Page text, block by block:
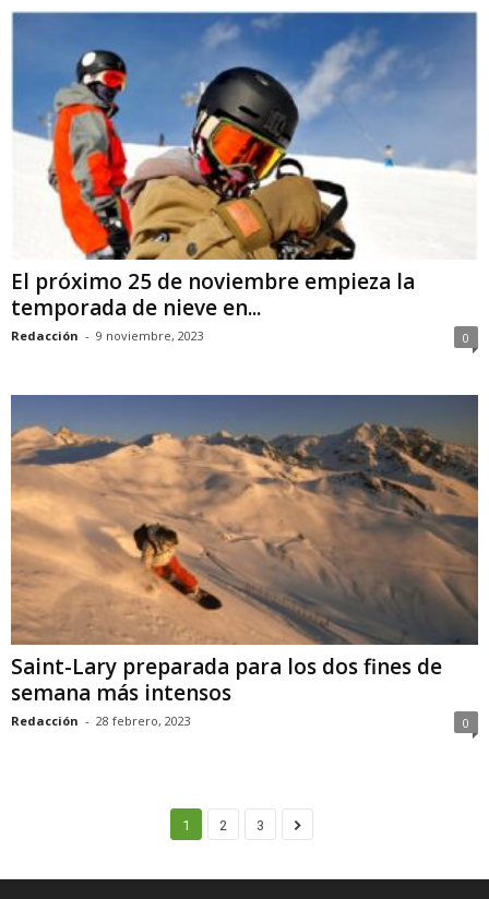
El próximo 25 de noviembre empieza la
temporada de nieve en...
Redacción - 9 noviembre, 2023 0
Saint-Lary preparada para los dos fines de
semana más intensos
Redacción - 28 febrero, 2023 0
1 2 3